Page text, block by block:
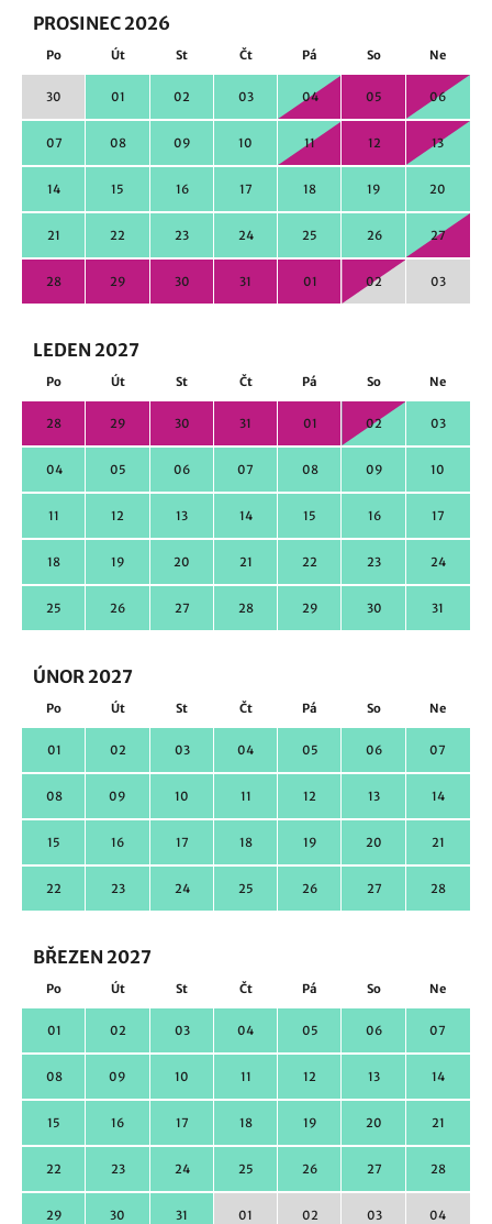
PROSINEC 2026
Po Út St Čt Pá So Ne
30 01 02 03 04 05 06
07 08 09 10 11 12 13
14 15 16 17 18 19 20
21 22 23 24 25 26 27
28 29 30 31 01 02 03
LEDEN 2027
Po Út St Čt Pá So Ne
28 29 30 31 01 02 03
04 05 06 07 08 09 10
11 12 13 14 15 16 17
18 19 20 21 22 23 24
25 26 27 28 29 30 31
ÚNOR 2027
Po Út St Čt Pá So Ne
01 02 03 04 05 06 07
08 09 10 11 12 13 14
15 16 17 18 19 20 21
22 23 24 25 26 27 28
BŘEZEN 2027
Po Út St Čt Pá So Ne
01 02 03 04 05 06 07
08 09 10 11 12 13 14
15 16 17 18 19 20 21
22 23 24 25 26 27 28
29 30 31 01 02 03 04